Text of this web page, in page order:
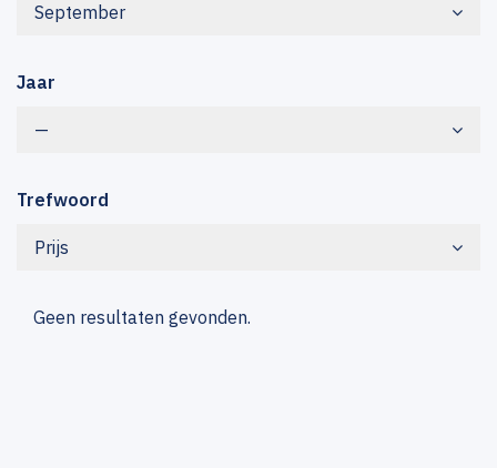
September
Jaar
—
Trefwoord
Prijs
Geen resultaten gevonden.